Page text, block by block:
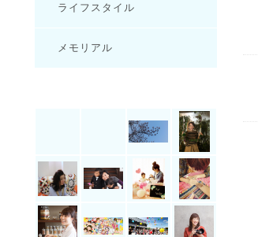
ライフスタイル
メモリアル